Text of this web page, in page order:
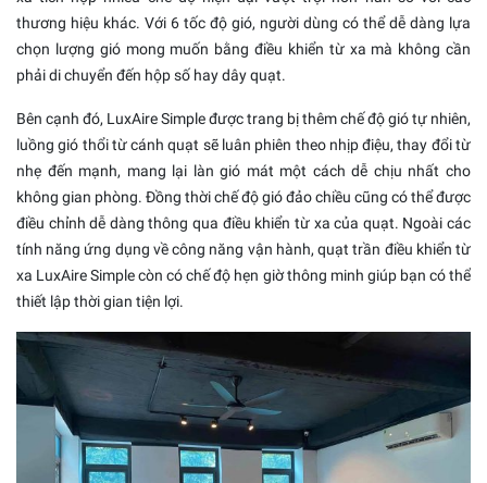
thương hiệu khác. Với 6 tốc độ gió, người dùng có thể dễ dàng lựa
chọn lượng gió mong muốn bằng điều khiển từ xa mà không cần
phải di chuyển đến hộp số hay dây quạt.
Bên cạnh đó, LuxAire Simple được trang bị thêm chế độ gió tự nhiên,
luồng gió thổi từ cánh quạt sẽ luân phiên theo nhịp điệu, thay đổi từ
nhẹ đến mạnh, mang lại làn gió mát một cách dễ chịu nhất cho
không gian phòng. Đồng thời chế độ gió đảo chiều cũng có thể được
điều chỉnh dễ dàng thông qua điều khiển từ xa của quạt. Ngoài các
tính năng ứng dụng về công năng vận hành, quạt trần điều khiển từ
xa LuxAire Simple còn có chế độ hẹn giờ thông minh giúp bạn có thể
thiết lập thời gian tiện lợi.